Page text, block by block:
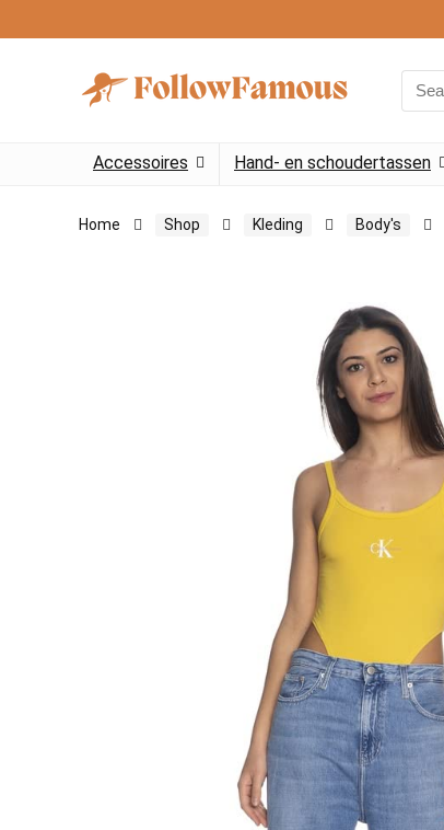
Search
for:
Accessoires Hand- en schoudertassen
Home Shop Kleding Body's